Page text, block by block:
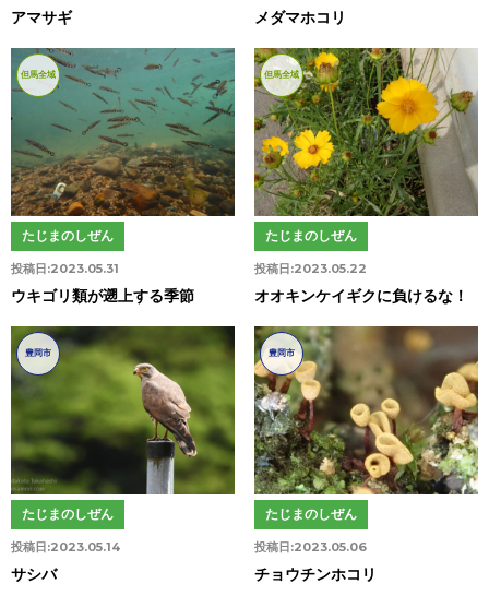
アマサギ メダマホコリ
但馬全域
投稿日:2023.05.31
たじまのしぜん
ウキゴリ類が遡上する季節
但馬全域
投稿日:2023.05.22
たじまのしぜん
オオキンケイギクに負けるな！
豊岡市
投稿日:2023.05.14
たじまのしぜん
サシバ
豊岡市
投稿日:2023.05.06
たじまのしぜん
チョウチンホコリ